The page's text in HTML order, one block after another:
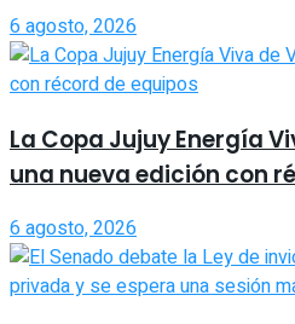
6 agosto, 2026
La Copa Jujuy Energía
una nueva edición con
6 agosto, 2026